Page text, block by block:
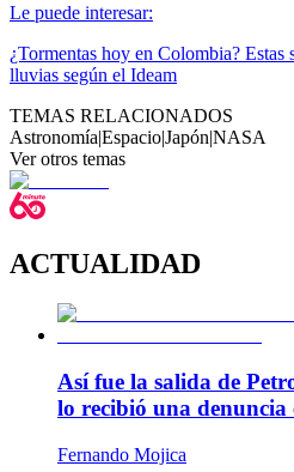
Le puede interesar:
¿Tormentas hoy en Colombia? Estas
lluvias según el Ideam
TEMAS RELACIONADOS
Astronomía|Espacio|Japón|NASA
Ver otros temas
ACTUALIDAD
Así fue la salida de
lo recibió una denuncia
Fernando Mojica